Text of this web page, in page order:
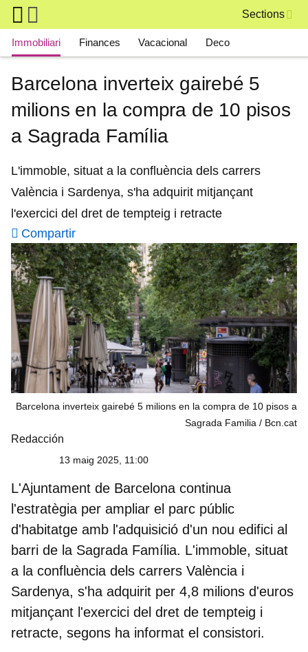
Skip to main content
Sections
Main navigation
Immobiliari Finances Vacacional Deco
Barcelona inverteix gairebé 5
milions en la compra de 10 pisos
a Sagrada Família
L'immoble, situat a la confluència dels carrers
València i Sardenya, s'ha adquirit mitjançant
l'exercici del dret de tempteig i retracte
Compartir
Barcelona inverteix gairebé 5 milions en la compra de 10 pisos a
Sagrada Familia
Bcn.cat
Redacción
13 maig 2025, 11:00
L'Ajuntament de Barcelona continua
l'estratègia per ampliar el parc públic
d'habitatge amb l'adquisició d'un nou edifici al
barri de la Sagrada Família. L'immoble, situat
a la confluència dels carrers València i
Sardenya, s'ha adquirit per 4,8 milions d'euros
mitjançant l'exercici del dret de tempteig i
retracte, segons ha informat el consistori.